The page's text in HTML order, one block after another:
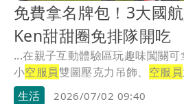
免費拿名牌包！3大國
Ken甜甜圈免排隊開吃
...在親子互動體驗區玩趣味闖關
小空服員雙圖壓克力吊飾、 空服員
隔熱...
生活 2026/07/02 09:40